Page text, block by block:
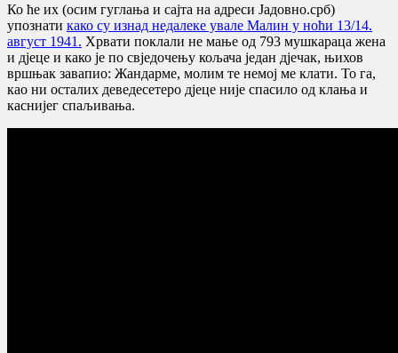
Ко ће их (осим гуглања и сајта на адреси Јадовно.срб)
упознати како су изнад недалеке увале Малин у ноћи 13/14.
август 1941. Хрвати поклали не мање од 793 мушкараца жена
и дјеце и како је по свједочењу кољача један дјечак, њихов
вршњак завапио: Жандарме, молим те немој ме клати. То га,
као ни осталих деведесетеро дјеце није спасило од клања и
каснијег спаљивања.